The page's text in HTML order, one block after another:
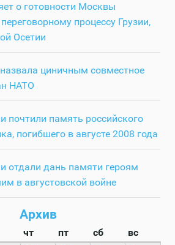
о готовности Москвы
процессу Грузии,
Осетии
циничным совместное
НАТО
почтили память российского
погибшего в августе 2008 года
отдали дань памяти героям
в августовской войне
Архив
чт пт сб
вс